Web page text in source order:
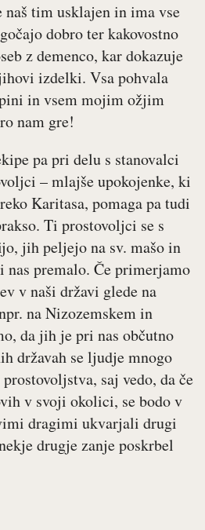
naš tim usklajen in ima vse
dobro ter kakovostno
z demenco, kar dokazuje
izdelki. Vsa pohvala
in vsem mojim ožjim
nam gre!
pa pri delu s stanovalci
– mlajše upokojenke, ki
Karitasa, pomaga pa tudi
Ti prostovoljci se s
jih peljejo na sv. mašo in
premalo. Če primerjamo
v naši državi glede na
na Nizozemskem in
da jih je pri nas občutno
državah se ljudje mnogo
saj vedo, da če
v svoji okolici, se bodo v
dragimi ukvarjali drugi
drugje zanje poskrbel